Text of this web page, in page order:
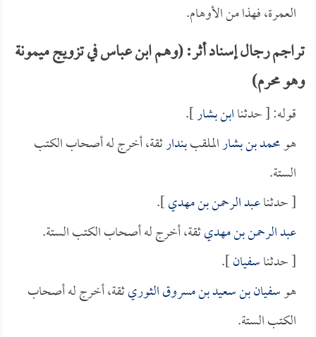
العمرة، فهذا من الأوهام.
تراجم رجال إسناد أثر: (وهم ابن عباس في تزويج ميمونة
وهو محرم)
قوله: [ حدثناابن بشار].
هومحمد بن بشارالملقببندارثقة، أخرج له أصحاب الكتب
الستة.
[ حدثناعبد الرحمن بن مهدي].
عبد الرحمن بن مهديثقة، أخرج له أصحاب الكتب الستة.
[ حدثناسفيان].
هوسفيان بن سعيد بن مسروق الثوريثقة، أخرج له أصحاب
الكتب الستة.